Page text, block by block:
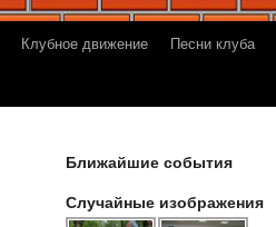
Клубное движение
Песни клуба
Ближайшие события
Случайные изображения